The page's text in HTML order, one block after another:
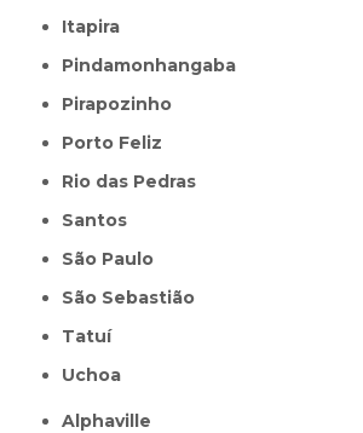
Itapira
Pindamonhangaba
Pirapozinho
Porto Feliz
Rio das Pedras
Santos
São Paulo
São Sebastião
Tatuí
Uchoa
Alphaville